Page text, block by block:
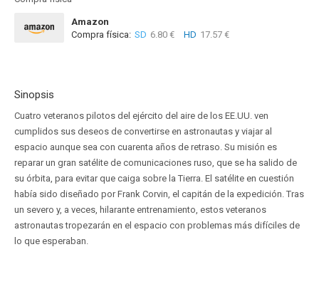
Amazon
Compra física: SD 6.80 € HD 17.57 €
Sinopsis
Cuatro veteranos pilotos del ejército del aire de los EE.UU. ven
cumplidos sus deseos de convertirse en astronautas y viajar al
espacio aunque sea con cuarenta años de retraso. Su misión es
reparar un gran satélite de comunicaciones ruso, que se ha salido de
su órbita, para evitar que caiga sobre la Tierra. El satélite en cuestión
había sido diseñado por Frank Corvin, el capitán de la expedición. Tras
un severo y, a veces, hilarante entrenamiento, estos veteranos
astronautas tropezarán en el espacio con problemas más difíciles de
lo que esperaban.